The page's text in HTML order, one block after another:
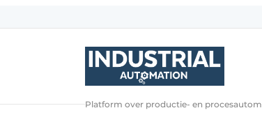
Algemene voorwaarden
Platform over productie- en